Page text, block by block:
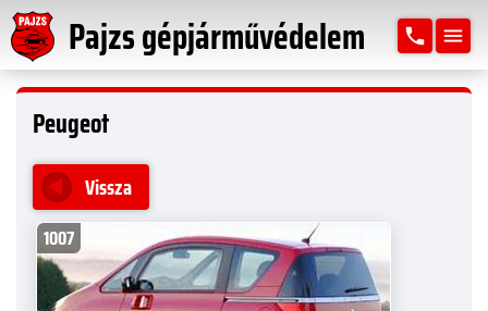
Pajzs gépjárművédelem phone menu
Peugeot
Vissza
1007